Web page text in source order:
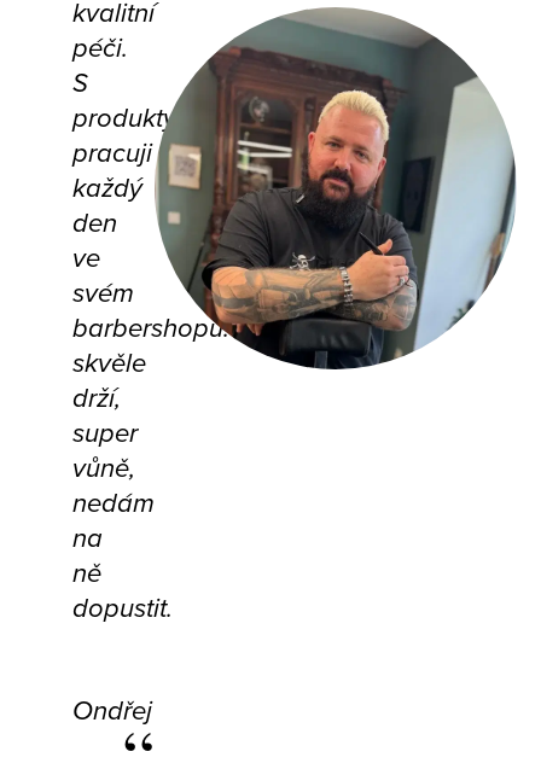
kvalitní
péči.
S
produkty
pracuji
každý
den
ve
svém
barbershopu:
skvěle
drží,
super
vůně,
nedám
na
ně
dopustit.
Ondřej